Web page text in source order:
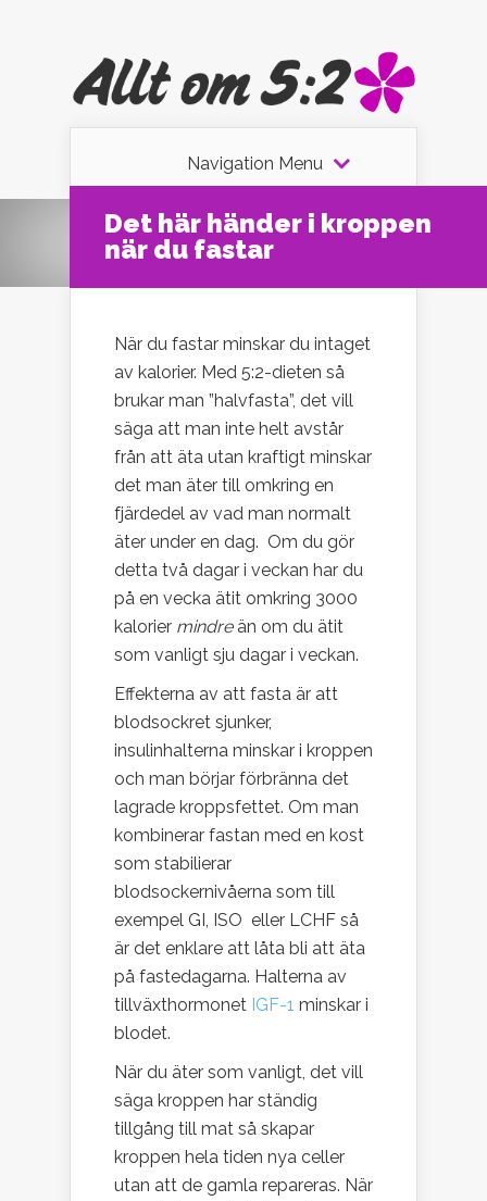
Navigation Menu
Det här händer i kroppen
när du fastar
När du fastar minskar du intaget
av kalorier. Med 5:2-dieten så
brukar man ”halvfasta”, det vill
säga att man inte helt avstår
från att äta utan kraftigt minskar
det man äter till omkring en
fjärdedel av vad man normalt
äter under en dag. Om du gör
detta två dagar i veckan har du
på en vecka ätit omkring 3000
kalorier mindreän om du ätit
som vanligt sju dagar i veckan.
Effekterna av att fasta är att
blodsockret sjunker,
insulinhalterna minskar i kroppen
och man börjar förbränna det
lagrade kroppsfettet. Om man
kombinerar fastan med en kost
som stabilierar
blodsockernivåerna som till
exempel GI, ISO eller LCHF så
är det enklare att låta bli att äta
på fastedagarna. Halterna av
tillväxthormonet IGF-1 minskar i
blodet.
När du äter som vanligt, det vill
säga kroppen har ständig
tillgång till mat så skapar
kroppen hela tiden nya celler
utan att de gamla repareras. När